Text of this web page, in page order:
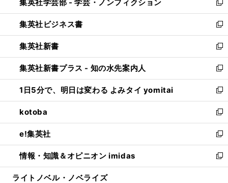
く
で
開
く
ド
ウ
で
開
く
ィ
ン
ド
ウ
で
開
く
集英社学芸部 - 学芸・ノンフィクション
新
し
い
ウ
ィ
ン
ド
ウ
で
開
く
集英社ビジネス書
新
し
い
ウ
ィ
ン
ド
ウ
で
開
く
集英社新書
新
し
い
ウ
ィ
ン
ド
ウ
で
開
く
集英社新書プラス - 知の水先案内人
新
し
い
ウ
ィ
ン
ド
ウ
で
開
1日5分で、明日は変わる よみタイ yomitai
新
し
い
ウ
ィ
ン
ド
ウ
kotoba
新
し
い
ウ
ィ
ン
e!集英社
新
し
い
ウ
情報・知識＆オピニオン imidas
新
し
ライトノベル・ノベライズ